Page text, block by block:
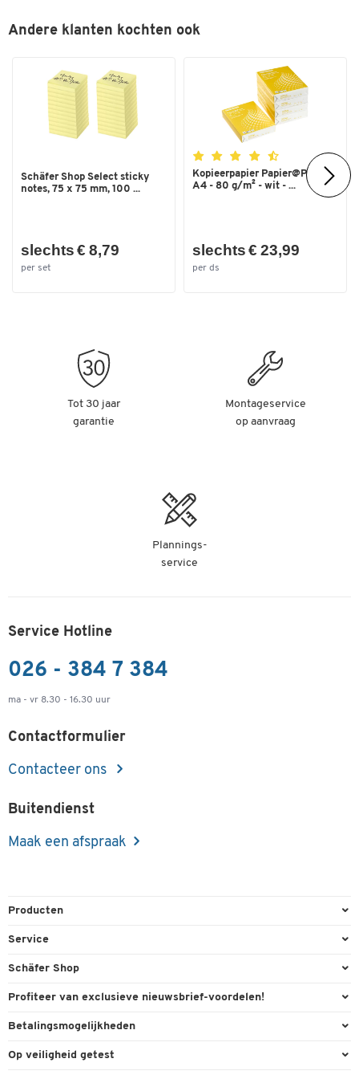
Andere klanten kochten ook
Schäfer Shop Select sticky
notes, 75 x 75 mm, 100 ...
slechts € 8,79
per set
Kopieerpapier Papier@Print -
A4 - 80 g/m² - wit - ...
slechts € 23,99
per ds
Tot 30 jaar
garantie
Montageservice
op aanvraag
Plannings-
service
Service Hotline
026 - 384 7 384
ma - vr 8.30 - 16.30 uur
Contactformulier
Contacteer ons
Buitendienst
Maak een afspraak
Producten
Kantoorbenodigdheden
Milieutechniek
Reiniging & hygiëne
Service
Bestelling herroepen
Inkt & Toner
Schäfer Shop
Algemene voorwaarden
Online catalogi
Profiteer van exclusieve nieuwsbrief-voordelen!
Welkomstgeschenk
Betalingsmogelijkheden
Paypal
Op veiligheid getest